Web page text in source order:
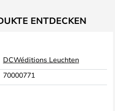
ENTDECKEN
DCWéditions Leuchten
70000771